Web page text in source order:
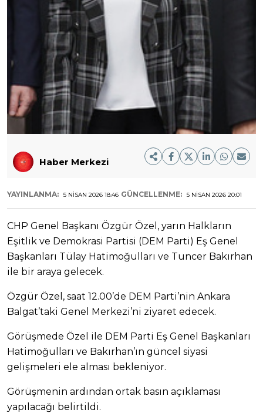
Haber Merkezi
YAYINLANMA: 5 NISAN 2026 18:46 GÜNCELLENME: 5 NISAN 2026 20:01
CHP Genel Başkanı Özgür Özel, yarın Halkların
Eşitlik ve Demokrasi Partisi (DEM Parti) Eş Genel
Başkanları Tülay Hatimoğulları ve Tuncer Bakırhan
ile bir araya gelecek.
Özgür Özel, saat 12.00’de DEM Parti’nin Ankara
Balgat’taki Genel Merkezi’ni ziyaret edecek.
Görüşmede Özel ile DEM Parti Eş Genel Başkanları
Hatimoğulları ve Bakırhan’ın güncel siyasi
gelişmeleri ele alması bekleniyor.
Görüşmenin ardından ortak basın açıklaması
yapılacağı belirtildi.